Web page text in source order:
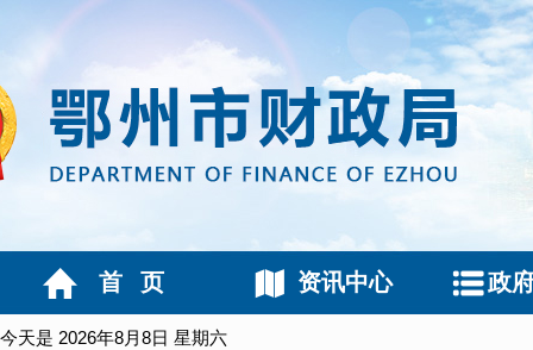
今天是 2026年8月8日 星期六
首 页 资讯中心 政